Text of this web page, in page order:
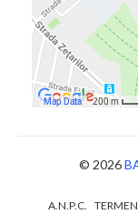
© 2026
A.N.P.C.